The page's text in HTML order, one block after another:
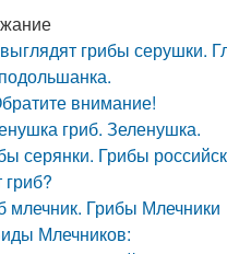
грибы серушки.
внимание!
гриб. Зеленушка.
серянки. Грибы
гриб?
млечник. Грибы Млечники
Млечников: